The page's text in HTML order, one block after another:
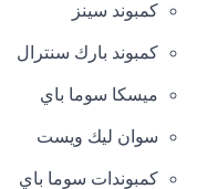
كمبوند سينز
كمبوند بارك سنترال
ميسكا سوما باي
سوان ليك ويست
كمبوندات سوما باي